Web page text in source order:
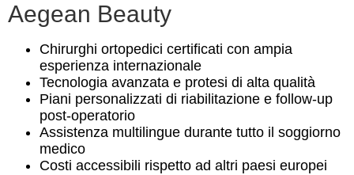
Aegean Beauty
Chirurghi ortopedici certificati con ampia
esperienza internazionale
Tecnologia avanzata e protesi di alta qualità
Piani personalizzati di riabilitazione e follow-up
post-operatorio
Assistenza multilingue durante tutto il soggiorno
medico
Costi accessibili rispetto ad altri paesi europei